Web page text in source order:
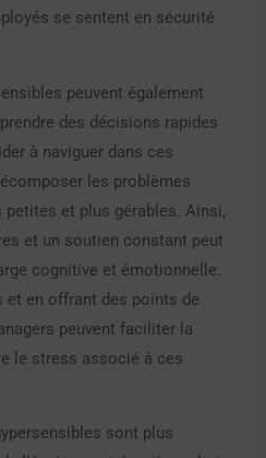
se sentent en sécurité
peuvent également
des décisions rapides
à naviguer dans ces
les problèmes
et plus gérables. Ainsi,
et un soutien constant peut
cognitive et émotionnelle.
et en offrant des points de
peuvent faciliter la
le stress associé à ces
sont plus